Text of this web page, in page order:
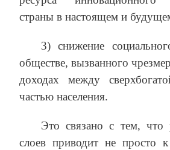
страны в настоящем и
3) снижение
обществе, вызванного
доходах между
частью населения.
Это связано с тем, что
слоев приводит не просто